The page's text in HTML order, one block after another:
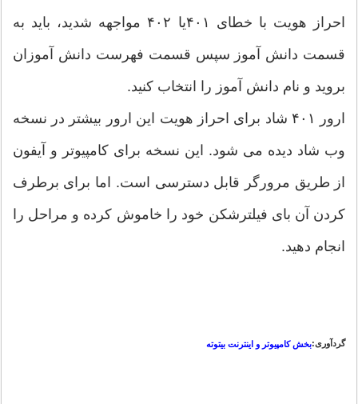
احراز هویت با خطای ۴۰۱یا ۴۰۲ مواجهه شدید، باید به
قسمت دانش آموز سپس قسمت فهرست دانش آموزان
بروید و نام دانش آموز را انتخاب کنید.
ارور ۴۰۱ شاد برای احراز هویت این ارور بیشتر در نسخه
وب شاد دیده می شود. این نسخه برای کامپیوتر و آیفون
از طریق مرورگر قابل دسترسی است. اما برای برطرف
کردن آن بای فیلترشکن خود را خاموش کرده و مراحل را
انجام دهید.
گردآوری:بخش کامپیوتر و اینترنت بیتوته